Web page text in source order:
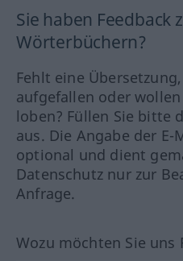
Sie haben Feedback
Wörterbüchern?
Fehlt eine
aufgefallen oder
loben? Füllen Sie bitte
aus. Die Angabe der E-
optional und dient
Datenschutz nur zur
Anfrage.
Wozu möchten Sie uns